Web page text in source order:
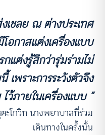
งเชลย ณ ต่างประเทศ
โอกาสแต่งเครื่องแบบ
แต่งรู้สึกว่ารุ่มร่ามไม่
พราะการระวังตัวจึง
ไว้ภายในเครื่องแบบ ”
ะโกวิท นางพยาบาลที่ร่วม
เดินทางในครั้งนั้น